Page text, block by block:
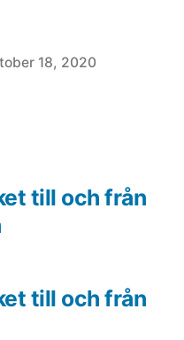
18, 2020
till och från
till och från